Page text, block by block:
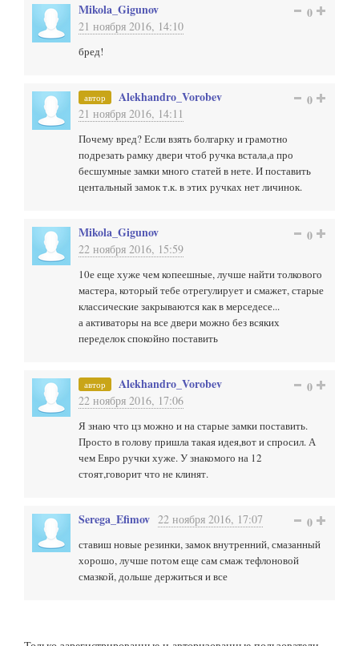
Mikola_Gigunov
21 ноября 2016, 14:10
0
бред!
автор Alekhandro_Vorobev
21 ноября 2016, 14:11
0
Почему вред? Если взять болгарку и грамотно
подрезать рамку двери чтоб ручка встала,а про
бесшумные замки много статей в нете. И поставить
центальный замок т.к. в этих ручках нет личинок.
Mikola_Gigunov
22 ноября 2016, 15:59
0
10е еще хуже чем копеешные, лучше найти толкового
мастера, который тебе отрегулирует и смажет, старые
классические закрываются как в мерседесе...
а активаторы на все двери можно без всяких
переделок спокойно поставить
автор Alekhandro_Vorobev
22 ноября 2016, 17:06
0
Я знаю что цз можно и на старые замки поставить.
Просто в голову пришла такая идея,вот и спросил. А
чем Евро ручки хуже. У знакомого на 12
стоят,говорит что не клинят.
Serega_Efimov 22 ноября 2016, 17:07 0
ставиш новые резинки, замок внутренний, смазанный
хорошо, лучше потом еще сам смаж тефлоновой
смазкой, дольше держиться и все